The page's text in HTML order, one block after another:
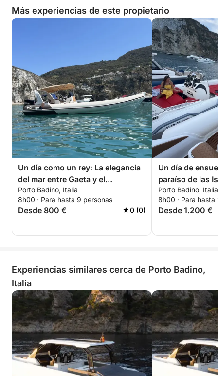
Más experiencias de este propietario
Un día como un rey: La elegancia
del mar entre Gaeta y el
promontorio de Sabaudia
Porto Badino, Italia
8h00 · Para hasta 9 personas
Desde 800 € 0 (0)
Un día de
paraíso de las
Porto Badino, Italia
8h00 · Para hasta
Desde 1.200 €
Experiencias similares cerca de Porto Badino,
Italia